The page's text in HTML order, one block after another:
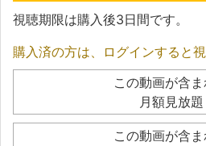
視聴期限は購入後3日間です。
購入済の方は、ログインすると
この動画が含ま
月額見放題
この動画が含ま